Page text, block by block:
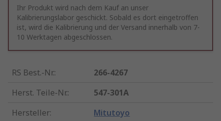
Ihr Produkt wird nach dem Kauf an unser
Kalibrierungslabor geschickt. Sobald es dort eingetroffen
ist, wird die Kalibrierung und der Versand innerhalb von 7-
10 Werktagen abgeschlossen.
RS Best.-Nr.:
266-4267
Herst. Teile-Nr.:
547-301A
Hersteller: Mitutoyo